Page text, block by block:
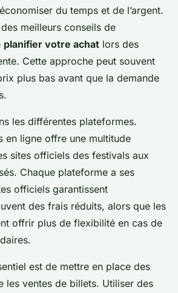
du temps et de l’argent.
des meilleurs conseils de
planifier votre achat lors des
Cette approche peut souvent
plus bas avant que la demande
les différentes plateformes.
en ligne offre une multitude
sites officiels des festivals aux
Chaque plateforme a ses
officiels garantissent
des frais réduits, alors que les
offrir plus de flexibilité en cas de
est de mettre en place des
les ventes de billets. Utiliser des